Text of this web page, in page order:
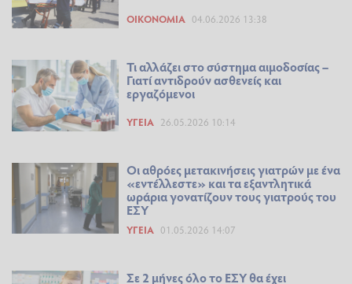
ΟΙΚΟΝΟΜΊΑ 04.06.2026 13:38
Τι αλλάζει στο σύστημα αιμοδοσίας –
Γιατί αντιδρούν ασθενείς και
εργαζόμενοι
ΥΓΕΊΑ 26.05.2026 10:14
Οι αθρόες μετακινήσεις γιατρών με ένα
«εντέλλεστε» και τα εξαντλητικά
ωράρια γονατίζουν τους γιατρούς του
ΕΣΥ
ΥΓΕΊΑ 01.05.2026 14:07
Σε 2 μήνες όλο το ΕΣΥ θα έχει